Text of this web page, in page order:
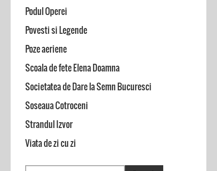
Podul Operei
Povesti si Legende
Poze aeriene
Scoala de fete Elena Doamna
Societatea de Dare la Semn Bucuresci
Soseaua Cotroceni
Strandul Izvor
Viata de zi cu zi